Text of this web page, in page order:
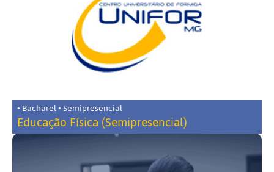
• Bacharel • Semipresencial
Educação Física (Semipresencial)